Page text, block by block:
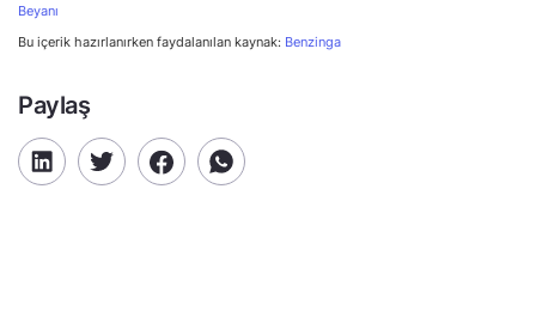
Beyanı
Bu içerik hazırlanırken faydalanılan kaynak: Benzinga
Paylaş